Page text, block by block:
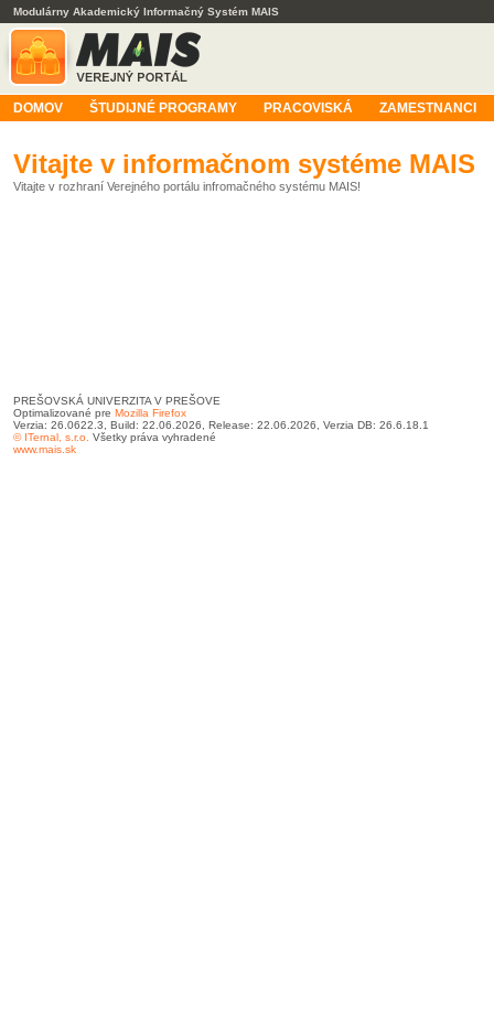
Modulárny Akademický Informačný Systém MAIS
DOMOV ŠTUDIJNÉ PROGRAMY PRACOVISKÁ ZAMESTNANCI
Vitajte v informačnom systéme MAIS
Vitajte v rozhraní Verejného portálu infromačného systému MAIS!
PREŠOVSKÁ UNIVERZITA V PREŠOVE
Optimalizované pre Mozilla Firefox
Verzia: 26.0622.3, Build: 22.06.2026, Release: 22.06.2026, Verzia DB: 26.6.18.1
© ITernal, s.r.o. Všetky práva vyhradené
www.mais.sk